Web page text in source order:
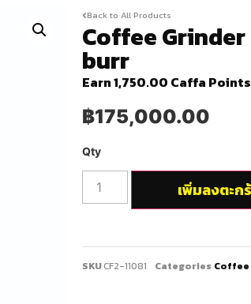
Back to All Products
Coffee Grinder
burr
Earn 1,750.00 Caffa Points
฿175,000.00
เพิ่มลงตะก
SKUCF2-11081 Categories Coffee